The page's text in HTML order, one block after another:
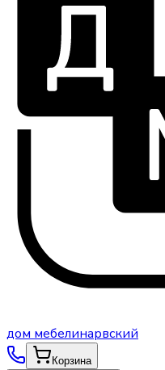
дом мебелинарвский
Корзина